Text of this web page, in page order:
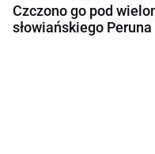
Czczono go pod
słowiańskiego Peruna